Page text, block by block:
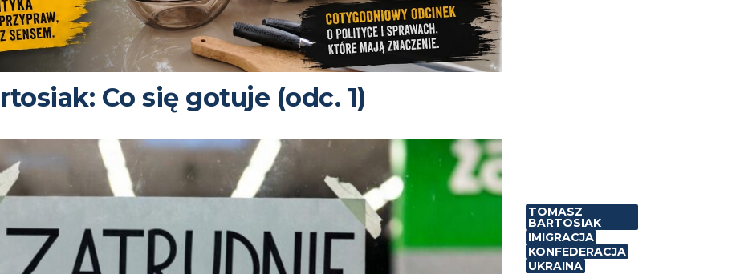
Co się gotuje (odc. 1)
TOMASZ
BARTOSIAK
IMIGRACJA
KONFEDERACJA
UKRAINA